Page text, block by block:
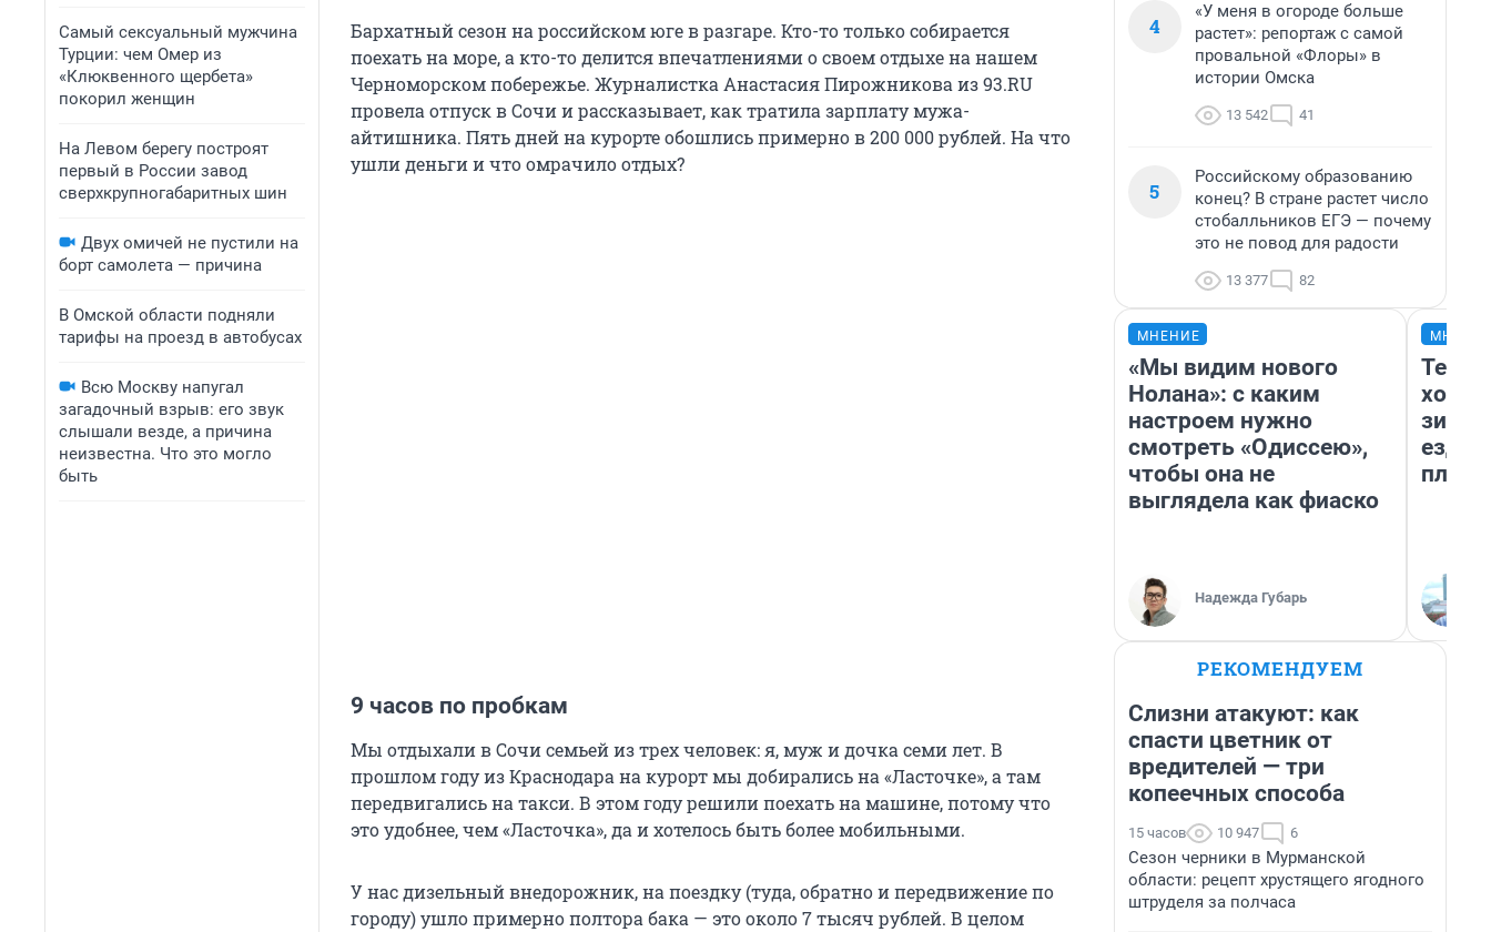
Самый сексуальный мужчина
Турции: чем Омер из
«Клюквенного щербета»
покорил женщин
На Левом берегу построят
первый в России завод
сверхкрупногабаритных шин
Двух омичей не пустили на
борт самолета — причина
В Омской области подняли
тарифы на проезд в автобусах
Всю Москву напугал
загадочный взрыв: его звук
слышали везде, а причина
неизвестна. Что это могло
быть
Бархатный сезон на российском юге в разгаре. Кто-то только собирается
поехать на море, а кто-то делится впечатлениями о своем отдыхе на нашем
Черноморском побережье. Журналистка Анастасия Пирожникова из 93.RU
провела отпуск в Сочи и рассказывает, как тратила зарплату мужа-
айтишника. Пять дней на курорте обошлись примерно в 200 000 рублей. На что
ушли деньги и что омрачило отдых?
9 часов по пробкам
Мы отдыхали в Сочи семьей из трех человек: я, муж и дочка семи лет. В
прошлом году из Краснодара на курорт мы добирались на «Ласточке», а там
передвигались на такси. В этом году решили поехать на машине, потому что
это удобнее, чем «Ласточка», да и хотелось быть более мобильными.
У нас дизельный внедорожник, на поездку (туда, обратно и передвижение по
городу) ушло примерно полтора бака — это около 7 тысяч рублей. В целом
4
«У меня в огороде больше
растет»: репортаж с самой
провальной «Флоры» в
истории Омска
13 542 41
5
Российскому образованию
конец? В стране растет число
стобалльников ЕГЭ — почему
это не повод для радости
13 377 82
МНЕНИЕ
«Мы видим нового
Нолана»: с каким
настроем нужно
смотреть «Одиссею»,
чтобы она не
выглядела как фиаско
Надежда Губарь
ездит
РЕКОМЕНДУЕМ
Слизни атакуют: как
спасти цветник от
вредителей — три
копеечных способа
15 часов 10 947 6
Сезон черники в Мурманской
области: рецепт хрустящего ягодного
штруделя за полчаса